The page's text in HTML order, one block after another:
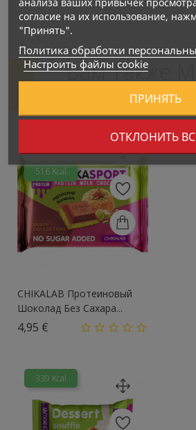
Вам Также
516 Kcal
CHIKALAB Протеиновый
Шоколад Без Сахара...
4,95 €
339 Kcal
согласие на их использование,
"Принять".
Политика обработки
Настроить файлы cookie
ОТКЛОНИТЬ
ПРИНЯТЬ